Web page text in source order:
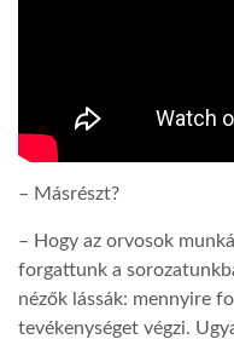
– Másrészt?
– Hogy az orvosok
forgattunk a
nézők lássák: mennyire
tevékenységet végzi.